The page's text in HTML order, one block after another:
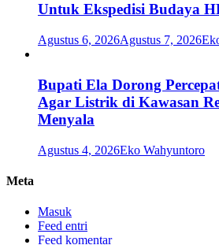
Untuk Ekspedisi Budaya
Agustus 6, 2026Agustus 7, 2026
Bupati Ela Dorong
Agar Listrik di Kawasan
Menyala
Agustus 4, 2026Eko Wahyuntoro
Meta
Masuk
Feed entri
Feed komentar